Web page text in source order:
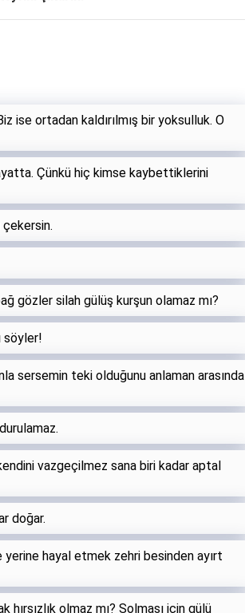
ise ortadan kaldırılmış bir yoksulluk. O
Çünkü hiç kimse kaybettiklerini
gözler silah gülüş kurşun olamaz mı?
söyler!
sersemin teki olduğunu anlaman arasında
vazgeçilmez sana biri kadar aptal
doğar.
yerine hayal etmek zehri besinden ayırt
hırsızlık olmaz mı? Solması için gülü